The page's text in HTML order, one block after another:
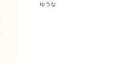
ゆうな